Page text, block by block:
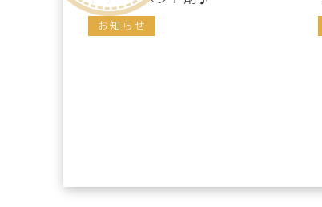
お知らせ